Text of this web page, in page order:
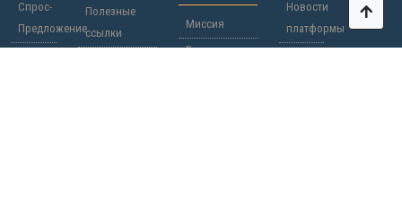
Спрос-
Предложение
Полезные
ссылки
Миссия
Вопросы-
Новости
платформы